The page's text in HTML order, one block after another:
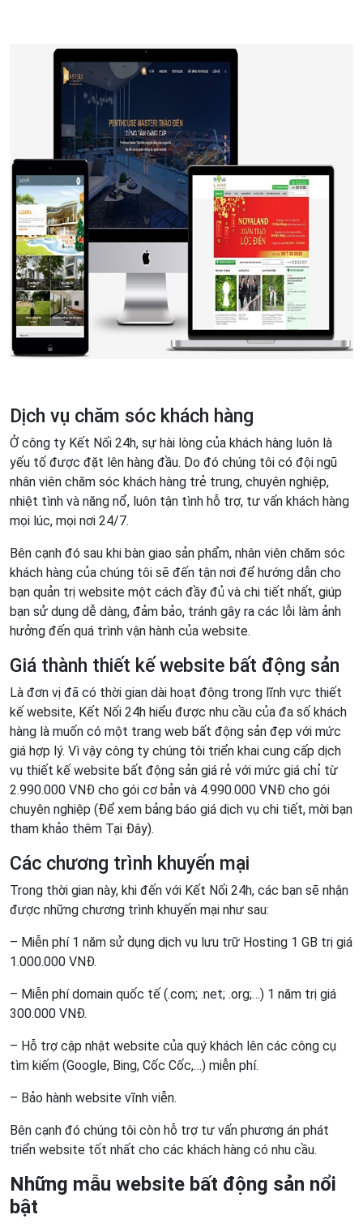
Dịch vụ chăm sóc khách hàng
Ở công ty Kết Nối 24h, sự hài lòng của khách hàng luôn là
yếu tố được đặt lên hàng đầu. Do đó chúng tôi có đội ngũ
nhân viên chăm sóc khách hàng trẻ trung, chuyên nghiệp,
nhiệt tình và năng nổ, luôn tận tình hỗ trợ, tư vấn khách hàng
mọi lúc, mọi nơi 24/7.
Bên cạnh đó sau khi bàn giao sản phẩm, nhân viên chăm sóc
khách hàng của chúng tôi sẽ đến tận nơi để hướng dẫn cho
bạn quản trị website một cách đầy đủ và chi tiết nhất, giúp
bạn sử dụng dễ dàng, đảm bảo, tránh gây ra các lỗi làm ảnh
hưởng đến quá trình vận hành của website.
Giá thành thiết kế website bất động sản
Là đơn vị đã có thời gian dài hoạt động trong lĩnh vực thiết
kế website, Kết Nối 24h hiểu được nhu cầu của đa số khách
hàng là muốn có một trang web bất động sản đẹp với mức
giá hợp lý. Vì vậy công ty chúng tôi triển khai cung cấp dịch
vụ thiết kế website bất động sản giá rẻ với mức giá chỉ từ
2.990.000 VNĐ cho gói cơ bản và 4.990.000 VNĐ cho gói
chuyên nghiệp (Để xem bảng báo giá dịch vụ chi tiết, mời bạn
tham khảo thêm Tại Đây).
Các chương trình khuyến mại
Trong thời gian này, khi đến với Kết Nối 24h, các bạn sẽ nhận
được những chương trình khuyến mại như sau:
– Miễn phí 1 năm sử dụng dịch vụ lưu trữ Hosting 1 GB trị giá
1.000.000 VNĐ.
– Miễn phí domain quốc tế (.com; .net; .org;…) 1 năm trị giá
300.000 VNĐ.
– Hỗ trợ cập nhật website của quý khách lên các công cụ
tìm kiếm (Google, Bing, Cốc Cốc,…) miễn phí.
– Bảo hành website vĩnh viễn.
Bên cạnh đó chúng tôi còn hỗ trợ tư vấn phương án phát
triển website tốt nhất cho các khách hàng có nhu cầu.
Những mẫu website bất động sản nổi
bật